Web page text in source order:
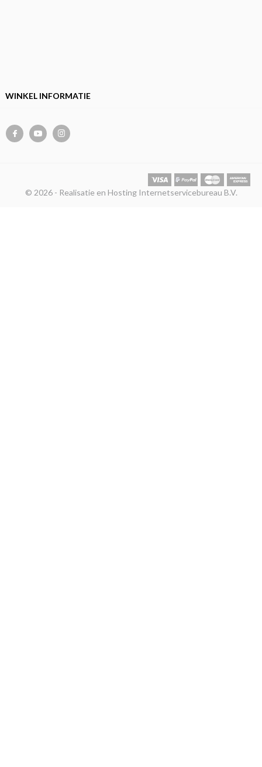
WINKEL INFORMATIE
© 2026 - Realisatie en Hosting Internetservicebureau B.V.